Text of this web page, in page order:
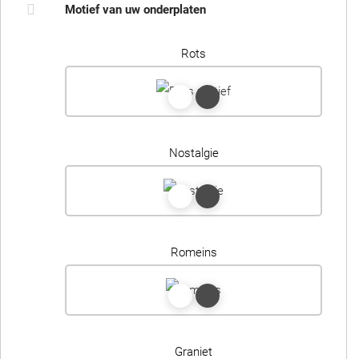
Motief van uw onderplaten
Rots
Nostalgie
Romeins
Graniet